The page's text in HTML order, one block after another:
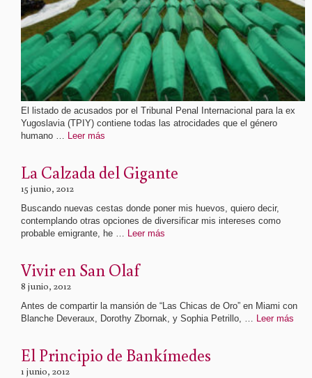
El listado de acusados por el Tribunal Penal Internacional para la ex
Yugoslavia (TPIY) contiene todas las atrocidades que el género
humano … Leer más
La Calzada del Gigante
15 junio, 2012
Buscando nuevas cestas donde poner mis huevos, quiero decir,
contemplando otras opciones de diversificar mis intereses como
probable emigrante, he … Leer más
Vivir en San Olaf
8 junio, 2012
Antes de compartir la mansión de “Las Chicas de Oro” en Miami con
Blanche Deveraux, Dorothy Zbornak, y Sophia Petrillo, … Leer más
El Principio de Bankímedes
1 junio, 2012